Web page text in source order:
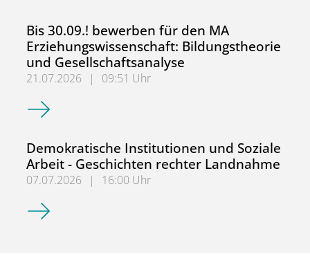
Bis 30.09.! bewerben für den MA
Erziehungswissenschaft: Bildungstheorie
und Gesellschaftsanalyse
21.07.2026 |
09:51 Uhr
Bis 30.09.! bewerben für den MA
Demokratische Institutionen und Soziale
Arbeit - Geschichten rechter Landnahme
07.07.2026 |
16:00 Uhr
Demokratische Institutionen und Soziale Arbeit -